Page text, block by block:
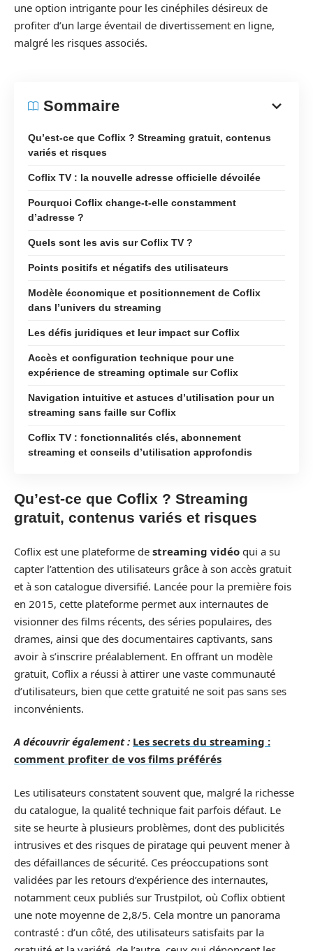
une option intrigante pour les cinéphiles désireux de
profiter d’un large éventail de divertissement en ligne,
malgré les risques associés.
Sommaire
Qu’est-ce que Coflix ? Streaming gratuit, contenus
variés et risques
Coflix TV : la nouvelle adresse officielle dévoilée
Pourquoi Coflix change-t-elle constamment
d’adresse ?
Quels sont les avis sur Coflix TV ?
Points positifs et négatifs des utilisateurs
Modèle économique et positionnement de Coflix
dans l’univers du streaming
Les défis juridiques et leur impact sur Coflix
Accès et configuration technique pour une
expérience de streaming optimale sur Coflix
Navigation intuitive et astuces d’utilisation pour un
streaming sans faille sur Coflix
Coflix TV : fonctionnalités clés, abonnement
streaming et conseils d’utilisation approfondis
Qu’est-ce que Coflix ? Streaming
gratuit, contenus variés et risques
Coflix est une plateforme de streaming vidéo qui a su
capter l’attention des utilisateurs grâce à son accès gratuit
et à son catalogue diversifié. Lancée pour la première fois
en 2015, cette plateforme permet aux internautes de
visionner des films récents, des séries populaires, des
drames, ainsi que des documentaires captivants, sans
avoir à s’inscrire préalablement. En offrant un modèle
gratuit, Coflix a réussi à attirer une vaste communauté
d’utilisateurs, bien que cette gratuité ne soit pas sans ses
inconvénients.
A découvrir également : Les secrets du streaming :
comment profiter de vos films préférés
Les utilisateurs constatent souvent que, malgré la richesse
du catalogue, la qualité technique fait parfois défaut. Le
site se heurte à plusieurs problèmes, dont des publicités
intrusives et des risques de piratage qui peuvent mener à
des défaillances de sécurité. Ces préoccupations sont
validées par les retours d’expérience des internautes,
notamment ceux publiés sur Trustpilot, où Coflix obtient
une note moyenne de 2,8/5. Cela montre un panorama
contrasté : d’un côté, des utilisateurs satisfaits par la